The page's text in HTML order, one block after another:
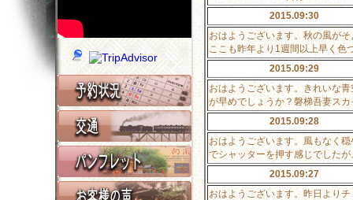
2015.09:30
おはようございます。秋の風が
ここも昨年より1週間以上早く色
2015.09:29
おはようございます。きれいな
が早めでしょうか？磐梯吾妻ス
2015.09:28
おはようございます。風もなく
でシャッターを押す感じでした
2015.09:27
おはようございます。昨日より